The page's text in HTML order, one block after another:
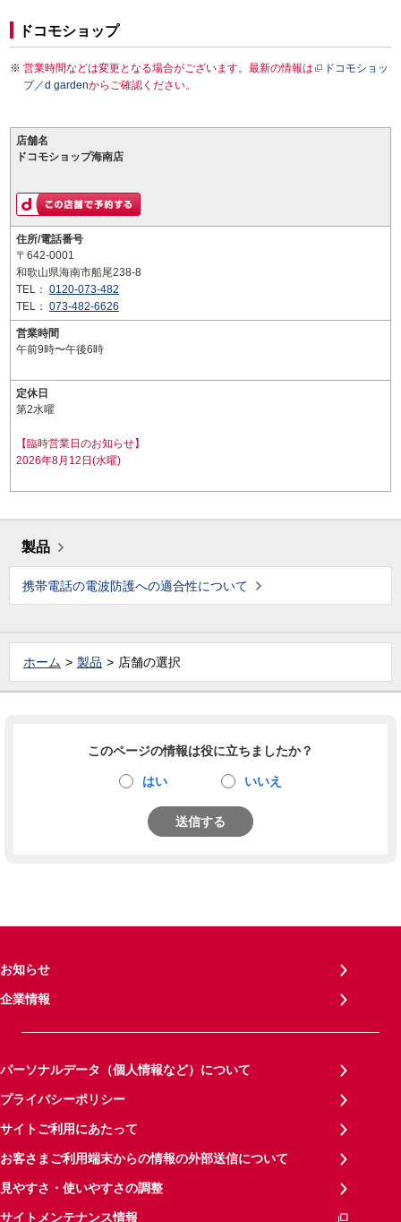
ドコモショップ
営業時間などは変更となる場合がございます。最新の情報は
ドコモショッ
プ／d gardenからご確認ください。
店舗名
ドコモショップ海南店
住所/電話番号
〒642-0001
和歌山県海南市船尾238-8
TEL： 0120-073-482
TEL： 073-482-6626
営業時間
午前9時〜午後6時
定休日
第2水曜
【臨時営業日のお知らせ】
2026年8月12日(水曜)
製品
携帯電話の電波防護への適合性について
ホーム 製品 店舗の選択
このページの情報は役に立ちましたか？
はい いいえ
送信する
お知らせ
企業情報
パーソナルデータ（個人情報など）について
プライバシーポリシー
サイトご利用にあたって
お客さまご利用端末からの情報の外部送信について
見やすさ・使いやすさの調整
サイトメンテナンス情報